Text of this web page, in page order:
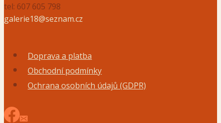
tel: 607 605 798
galerie18@seznam.cz
Doprava a platba
Obchodní podmínky
Ochrana osobních údajů (GDPR)